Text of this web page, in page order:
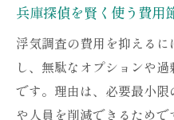
浮気調査で期待
調査後の対応ま
最適な浮気調査
兵庫探偵を賢く使う費用
浮気調査の費用を抑える
し、無駄なオプションや
です。理由は、必要最小
や人員を削減できるため